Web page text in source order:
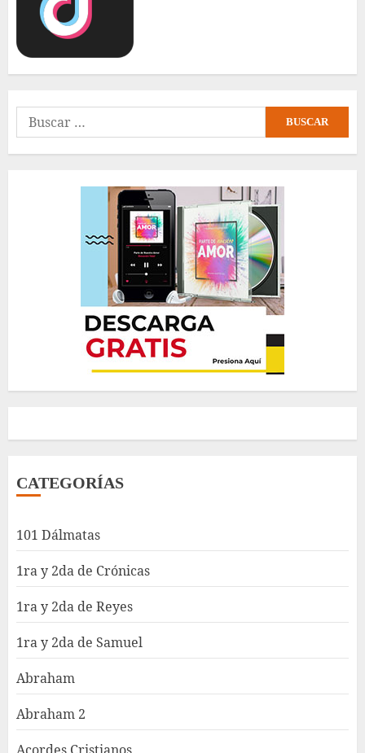
Buscar:
CATEGORÍAS
101 Dálmatas
1ra y 2da de Crónicas
1ra y 2da de Reyes
1ra y 2da de Samuel
Abraham
Abraham 2